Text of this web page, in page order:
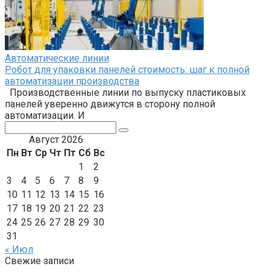
Автоматические линии
Робот для упаковки панелей стоимость: шаг к полной
автоматизации производства
Производственные линии по выпуску пластиковых
панелей уверенно движутся в сторону полной
автоматизации. И
Август 2026
Пн Вт Ср Чт Пт Сб Вс
1
2
3
4 5 6 7 8
9
10 11 12 13 14 15 16
17 18 19 20 21 22 23
24 25 26 27 28 29 30
31
« Июл
Свежие записи